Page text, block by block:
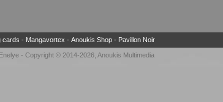
cards - Mangavortex - Anoukis Shop- Pavillon Noir
Enelye - Copyright © 2014-2026, Anoukis Multimedia